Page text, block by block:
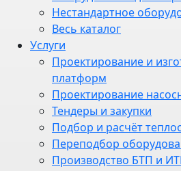
Нестандартное
Весь каталог
Услуги
Проектирование и
платформ
Проектирование
Тендеры и закупки
Подбор и расчёт
Переподбор
Производство БТП и